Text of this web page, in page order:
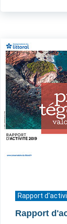
Rapport
Rapport